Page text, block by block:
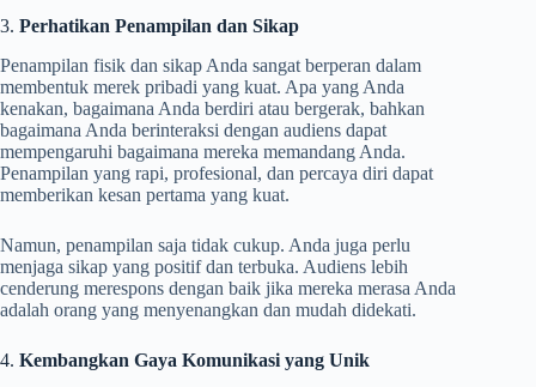
3. Perhatikan Penampilan dan Sikap
Penampilan fisik dan sikap Anda sangat berperan dalam
membentuk merek pribadi yang kuat. Apa yang Anda
kenakan, bagaimana Anda berdiri atau bergerak, bahkan
bagaimana Anda berinteraksi dengan audiens dapat
mempengaruhi bagaimana mereka memandang Anda.
Penampilan yang rapi, profesional, dan percaya diri dapat
memberikan kesan pertama yang kuat.
Namun, penampilan saja tidak cukup. Anda juga perlu
menjaga sikap yang positif dan terbuka. Audiens lebih
cenderung merespons dengan baik jika mereka merasa Anda
adalah orang yang menyenangkan dan mudah didekati.
4. Kembangkan Gaya Komunikasi yang Unik